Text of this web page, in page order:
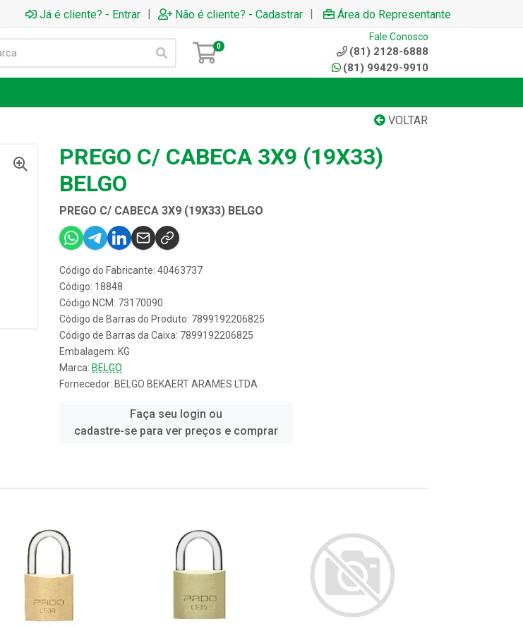
Já é cliente? - Entrar | Não é cliente? - Cadastrar | Área do Representante
0
Fale Conosco
(81) 2128-6888
(81) 99429-9910
VOLTAR
PREGO C/ CABECA 3X9 (19X33)
BELGO
PREGO C/ CABECA 3X9 (19X33) BELGO
Código do Fabricante: 40463737
Código: 18848
Código NCM: 73170090
Código de Barras do Produto: 7899192206825
Código de Barras da Caixa: 7899192206825
Embalagem: KG
Marca: BELGO
Fornecedor: BELGO BEKAERT ARAMES LTDA
Faça seu login ou
cadastre-se para ver preços e comprar